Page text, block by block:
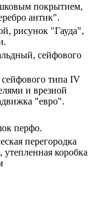
покрытием,
антик".
рисунок "Гауда",
сейфового
типа IV
и врезной
"евро".
перфо.
перегородка
коробка